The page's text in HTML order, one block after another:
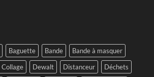
Baguette Bande
Bande à masquer
Collage Dewalt Distanceur
Déchets